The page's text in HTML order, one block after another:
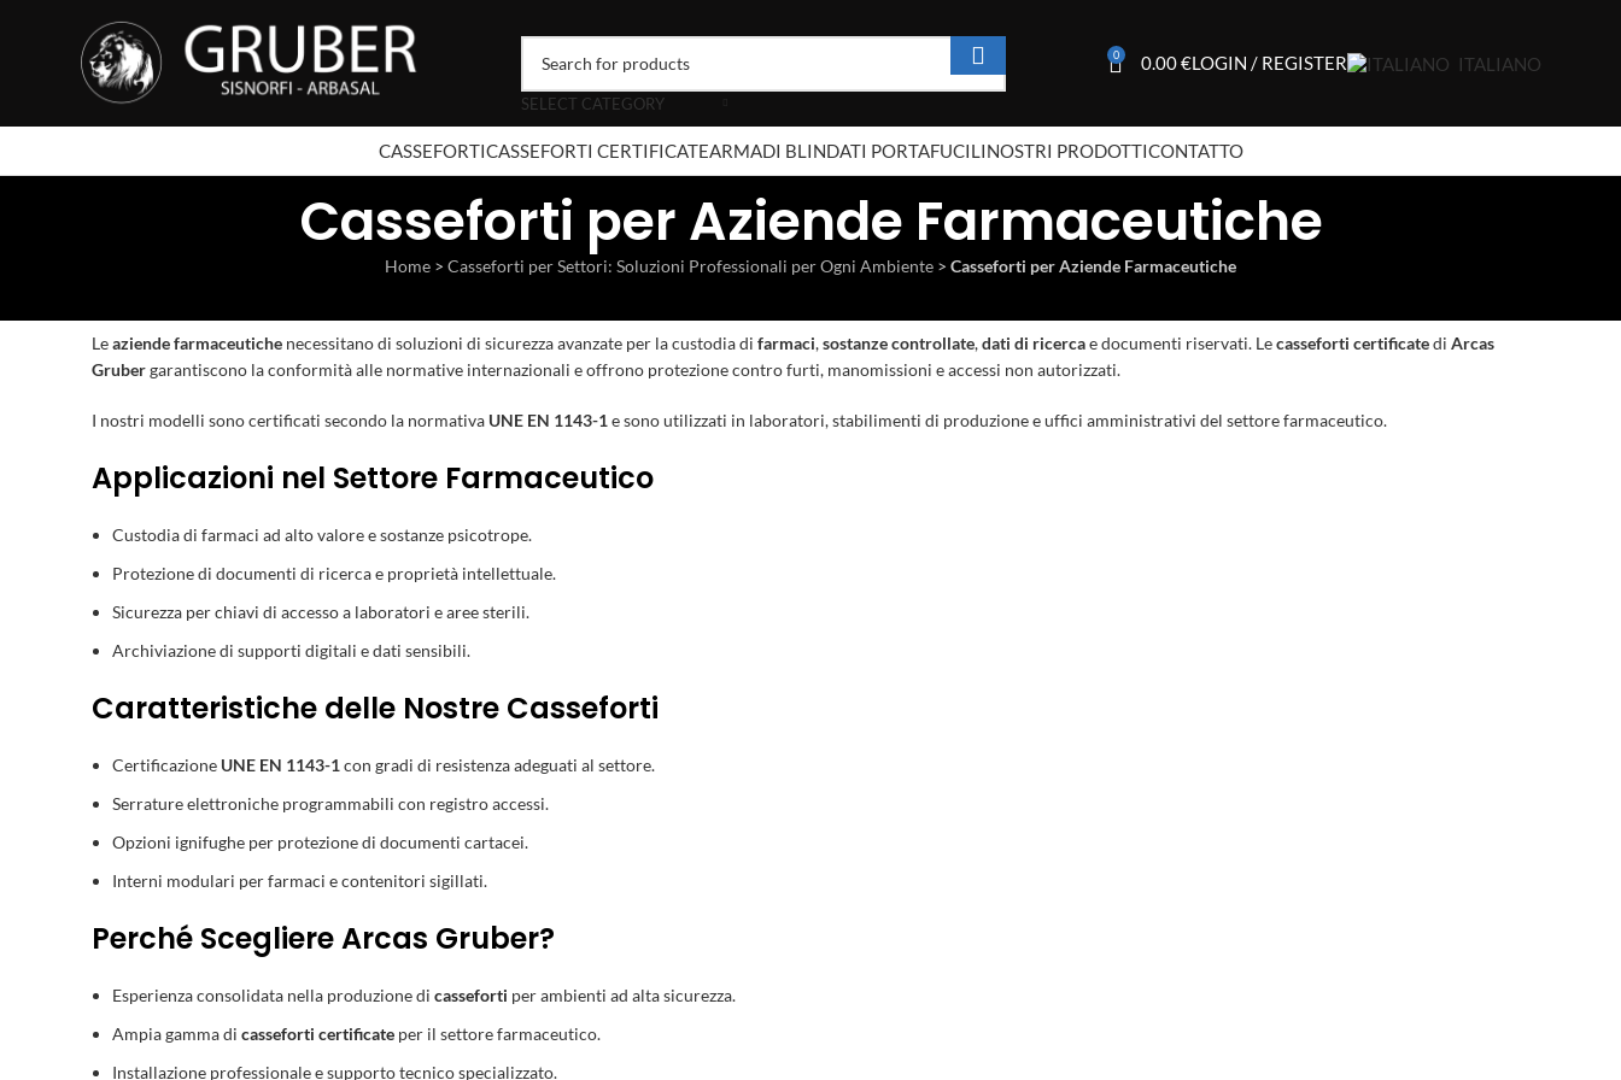
SELECT CATEGORY
0 0.00€LOGIN / REGISTER ITALIANO
CASSEFORTICASSEFORTI CERTIFICATEARMADI BLINDATI PORTAFUCILINOSTRI PRODOTTICONTATTO
Casseforti per Aziende Farmaceutiche
Home > Casseforti per Settori: Soluzioni Professionali per Ogni Ambiente > Casseforti per Aziende Farmaceutiche
Leaziende farmaceutiche necessitano di soluzioni di sicurezza avanzate per la custodia di farmaci,sostanze controllate,dati di ricercae documenti riservati. Lecasseforti certificatedi Arcas
Grubergarantiscono la conformità alle normative internazionali e offrono protezione contro furti, manomissioni e accessi non autorizzati.
I nostri modelli sono certificati secondo la normativa UNE EN 1143-1e sono utilizzati in laboratori, stabilimenti di produzione e uffici amministrativi del settore farmaceutico.
Applicazioni nel Settore Farmaceutico
Custodia di farmaci ad alto valore e sostanze psicotrope.
Protezione di documenti di ricerca e proprietà intellettuale.
Sicurezza per chiavi di accesso a laboratori e aree sterili.
Archiviazione di supporti digitali e dati sensibili.
Caratteristiche delle Nostre Casseforti
Certificazione UNE EN 1143-1con gradi di resistenza adeguati al settore.
Serrature elettroniche programmabili con registro accessi.
Opzioni ignifughe per protezione di documenti cartacei.
Interni modulari per farmaci e contenitori sigillati.
Perché Scegliere Arcas Gruber?
Esperienza consolidata nella produzione di casseforti per ambienti ad alta sicurezza.
Ampia gamma di casseforti certificate per il settore farmaceutico.
Installazione professionale e supporto tecnico specializzato.